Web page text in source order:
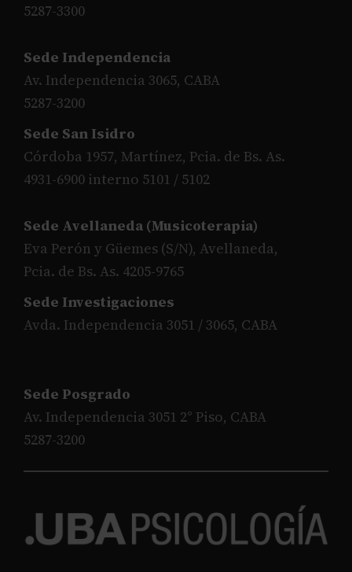
5287-3300
Sede Independencia
Av. Independencia 3065, CABA
5287-3200
Sede San Isidro
Córdoba 1957, Martínez, Pcia. de Bs. As.
4931-6900 interno 5101 / 5102
Sede Avellaneda (Musicoterapia)
Eva Perón y Güemes (S/N), Avellaneda,
Pcia. de Bs. As. 4205-9765
Sede Investigaciones
Avda. Independencia 3051 / 3065, CABA
Sede Posgrado
Av. Independencia 3051 2° Piso, CABA
5287-3200